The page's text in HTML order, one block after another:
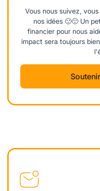
Vous nous suivez,
nos idées 🙂🙂 Un
financier pour nous
impact sera toujours